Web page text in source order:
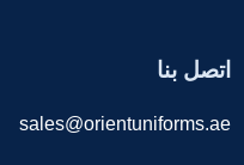
اتصل بنا
sales@orientuniforms.ae